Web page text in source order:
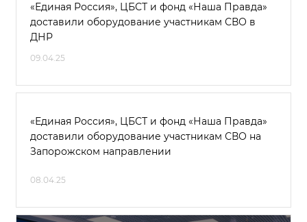
«Единая Россия», ЦБСТ и фонд «Наша Правда»
доставили оборудование участникам СВО в
ДНР
09.04.25
«Единая Россия», ЦБСТ и фонд «Наша Правда»
доставили оборудование участникам СВО на
Запорожском направлении
08.04.25